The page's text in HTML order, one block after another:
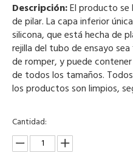
Descripción:El producto
de pilar. La capa inferior
silicona, que está hecha de
rejilla del tubo de ensayo
de romper, y puede
de todos los tamaños.
los productos son limpios,
Cantidad: